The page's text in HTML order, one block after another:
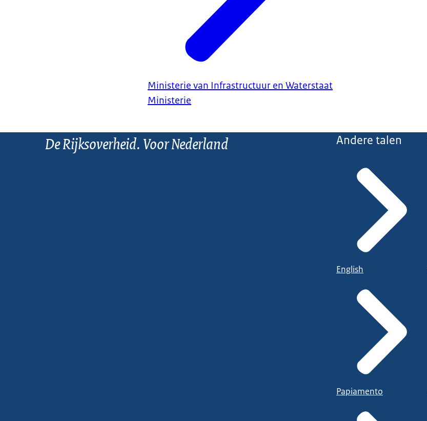
Ministerie van Infrastructuur en Waterstaat
Ministerie
De Rijksoverheid. Voor Nederland Andere talen
English
Papiamento